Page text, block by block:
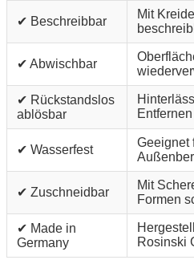
✔ Beschreibbar
Mit
✔ Abwischbar
✔ Rückstandslos
ablösbar
Entfernen
✔ Wasserfest
Geeignet
✔ Zuschneidbar
Mit
Formen
✔ Made in
Germany
Rosinski